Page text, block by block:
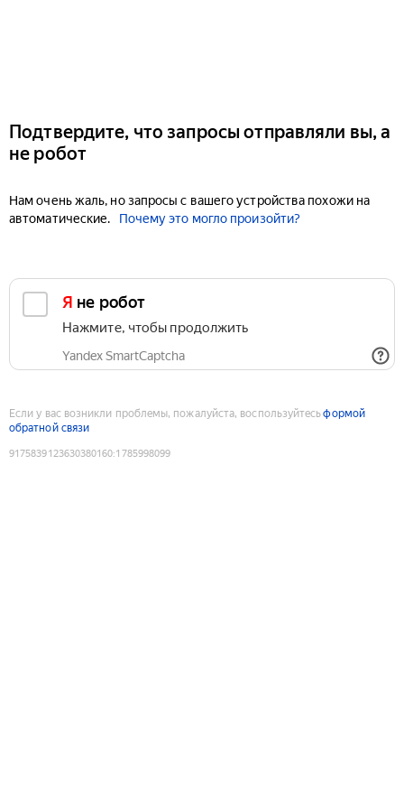
Подтвердите, что запросы отправляли вы, а
не робот
Нам очень жаль, но запросы с вашего устройства похожи на
автоматические.
Почему это могло произойти?
Я не робот
Нажмите, чтобы продолжить
Yandex SmartCaptcha
Если у вас возникли проблемы, пожалуйста, воспользуйтесьформой
обратной связи
9175839123630380160:1785998099